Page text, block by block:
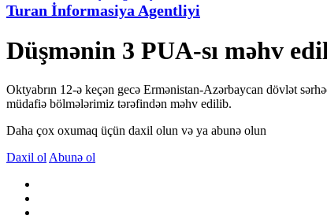
Turan İnformasiya Agentliyi
Düşmənin 3 PUA-sı məhv
Oktyabrın 12-ə keçən gecə Ermənistan-Azərbaycan dövlət
müdafiə bölmələrimiz tərəfindən məhv edilib.
Daha çox oxumaq üçün daxil olun və ya abunə olun
Daxil ol Abunə ol